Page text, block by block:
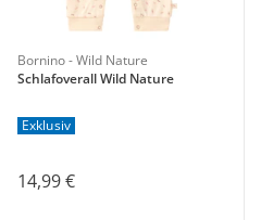
Bornino - Wild Nature
Schlafoverall Wild Nature
Exklusiv
14,99 €